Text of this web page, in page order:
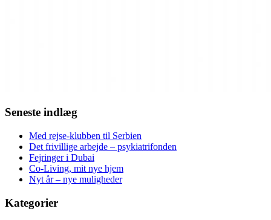
Seneste indlæg
Med rejse-klubben til Serbien
Det frivillige arbejde – psykiatrifonden
Fejringer i Dubai
Co-Living, mit nye hjem
Nyt år – nye muligheder
Kategorier